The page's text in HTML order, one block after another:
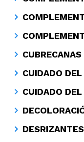
CUBRECANAS
CUIDADO
CUIDADO
DESRIZANTES